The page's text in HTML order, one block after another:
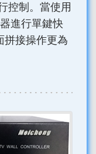
控制。當使用
進行單鍵快
拼接操作更為